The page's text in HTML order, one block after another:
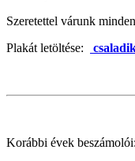
Szeretettel várunk
Plakát letöltése:
Korábbi évek beszámolói: